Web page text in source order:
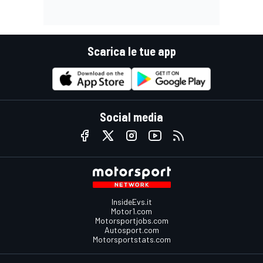
Scarica le tue app
Social media
InsideEvs.it
Motor1.com
Motorsportjobs.com
Autosport.com
Motorsportstats.com